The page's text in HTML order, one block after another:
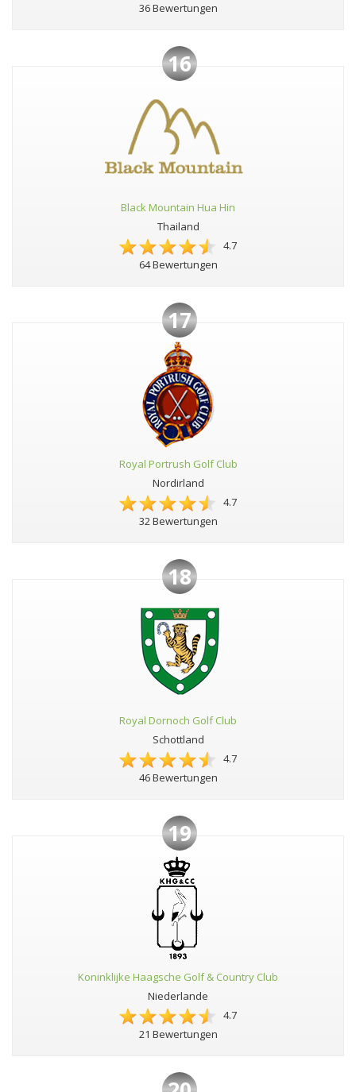
36 Bewertungen
16
Black Mountain Hua Hin
Thailand
4.7
64 Bewertungen
17
Royal Portrush Golf Club
Nordirland
4.7
32 Bewertungen
18
Royal Dornoch Golf Club
Schottland
4.7
46 Bewertungen
19
Koninklijke Haagsche Golf & Country Club
Niederlande
4.7
21 Bewertungen